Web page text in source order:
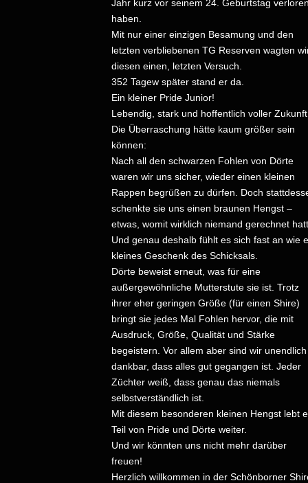
Jahr kurz vor seinem 24. Geburtstag
haben.
Mit nur einer einzigen Besamung und den
letzten verbliebenen TG Reserven wagten
diesen einen, letzten Versuch.
352 Tagew später stand er da.
Ein kleiner Pride Junior!
Lebendig, stark und hoffentlich voller
Die Überraschung hätte kaum größer sein
können:
Nach all den schwarzen Fohlen von Dörte
waren wir uns sicher, wieder einen kleinen
Rappen begrüßen zu dürfen. Doch
schenkte sie uns einen braunen Hengst –
etwas, womit wirklich niemand gerechnet
Und genau deshalb fühlt es sich fast an wie
kleines Geschenk des Schicksals.
Dörte beweist erneut, was für eine
außergewöhnliche Mutterstute sie ist. Trotz
ihrer eher geringen Größe (für einen Shire)
bringt sie jedes Mal Fohlen hervor, die mit
Ausdruck, Größe, Qualität und Stärke
begeistern. Vor allem aber sind wir unendlich
dankbar, dass alles gut gegangen ist. Jeder
Züchter weiß, dass genau das niemals
selbstverständlich ist.
Mit diesem besonderen kleinen Hengst lebt
Teil von Pride und Dörte weiter.
Und wir könnten uns nicht mehr darüber
freuen!
Herzlich willkommen in der Schönborner